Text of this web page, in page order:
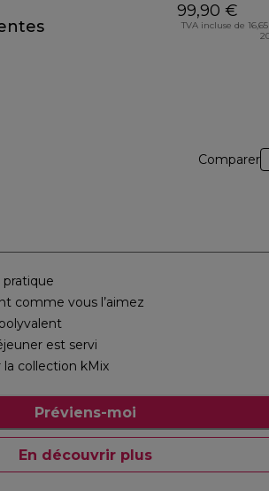
99,90 €
TVA incluse de
Comparer
comme vous l’aimez
est servi
collection kMix
Préviens-moi
En découvrir plus